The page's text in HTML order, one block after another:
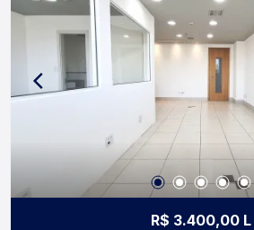
imobiliária que equilibra a
arrojo e a força comercial da
sua principal imobiliária em
R$ 3.400,00 L